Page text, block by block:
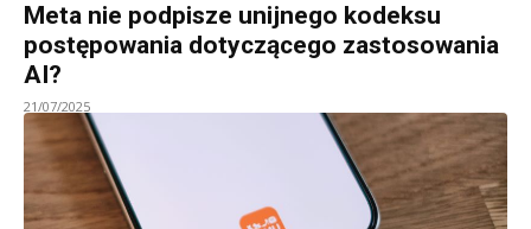
Meta nie podpisze unijnego kodeksu
postępowania dotyczącego zastosowania
AI?
21/07/2025